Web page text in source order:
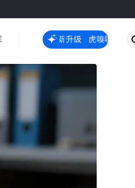
国际热点
虎嗅嗅全新升级 虎嗅嗅全新升级